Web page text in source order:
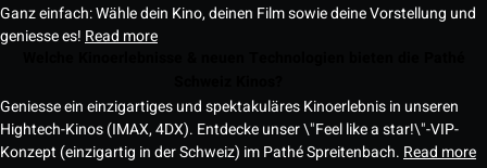
Ganz einfach: Wähle dein Kino, deinen Film sowie deine Vorstellung und
geniesse es! Read more
Geniesse ein einzigartiges und spektakuläres Kinoerlebnis in unseren
Hightech-Kinos (IMAX, 4DX). Entdecke unser \"Feel like a star!\"-VIP-
Konzept (einzigartig in der Schweiz) im Pathé Spreitenbach. Read more